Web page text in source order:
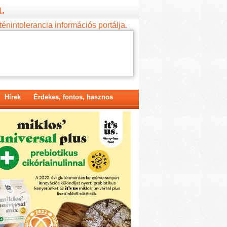
információs portálja.
Hírek Érdekes, fontos, hasznos